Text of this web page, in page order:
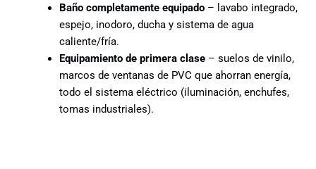
Baño completamente equipado– lavabo integrado,
espejo, inodoro, ducha y sistema de agua
caliente/fría.
Equipamiento de primera clase– suelos de vinilo,
marcos de ventanas de PVC que ahorran energía,
todo el sistema eléctrico (iluminación, enchufes,
tomas industriales).